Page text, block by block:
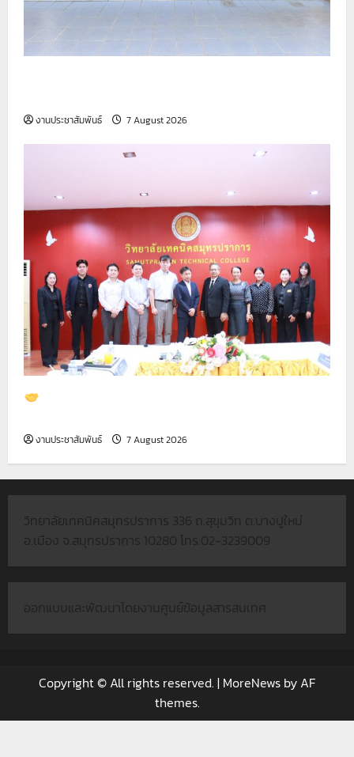
งานประชาสัมพันธ์ 7 August 2026
งานประชาสัมพันธ์ 7 August 2026
วิทยาลัยเทคนิคสมุทรปราการ 336 ถ.สุขุมวิท ต.บางปูใหม่
อ.เมือง จ.สมุทรปราการ 10280 โทร.02-3239009
ออกแบบและพัฒนาโดยงานศูนย์ข้อมูลสารสนเทศ
Copyright © All rights reserved. | MoreNews by AF
themes.